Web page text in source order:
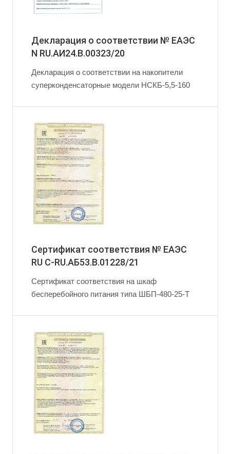
Декларация о соответствии № ЕАЭС
N RU.АИ24.В.00323/20
Декларация о соответствии на накопители
суперконденсаторные модели НСКБ-5,5-160
Сертификат соответствия № ЕАЭС
RU C-RU.АБ53.B.01228/21
Сертификат соответствия на шкаф
бесперебойного питания типа ШБП-480-25-Т